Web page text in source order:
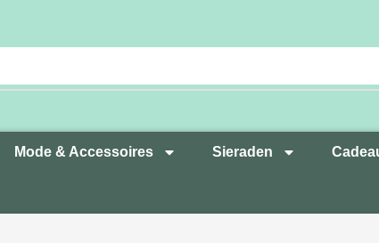
Mode & Accessoires Sieraden